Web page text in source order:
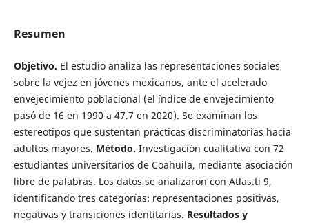
Resumen
Objetivo. El estudio analiza las representaciones sociales
sobre la vejez en jóvenes mexicanos, ante el acelerado
envejecimiento poblacional (el índice de envejecimiento
pasó de 16 en 1990 a 47.7 en 2020). Se examinan los
estereotipos que sustentan prácticas discriminatorias hacia
adultos mayores. Método. Investigación cualitativa con 72
estudiantes universitarios de Coahuila, mediante asociación
libre de palabras. Los datos se analizaron con Atlas.ti 9,
identificando tres categorías: representaciones positivas,
negativas y transiciones identitarias. Resultados y